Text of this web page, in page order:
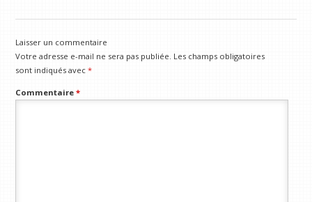
Laisser un commentaire
Votre adresse e-mail ne sera pas publiée. Les champs obligatoires
sont indiqués avec*
Commentaire*